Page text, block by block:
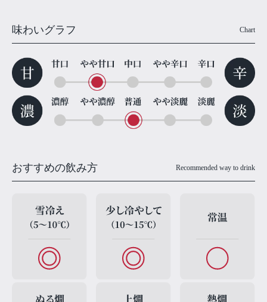
味わいグラフ Chart
おすすめの飲み方 Recommended way to drink